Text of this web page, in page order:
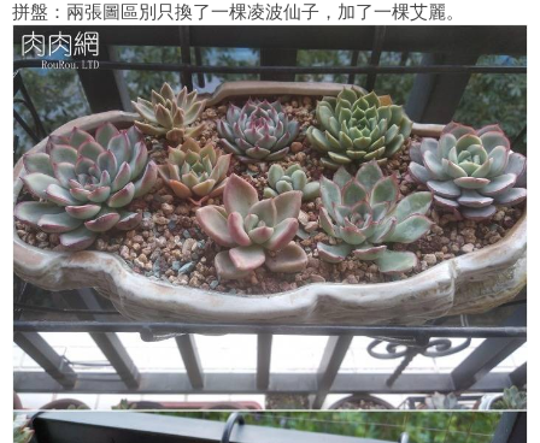
拼盤：兩張圖區別只換了一棵凌波仙子，加了一棵艾麗。